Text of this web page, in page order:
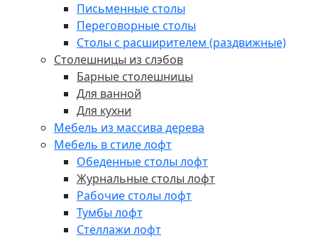
Письменные столы
Переговорные столы
Столы с расширителем (раздвижные)
Столешницы из слэбов
Барные столешницы
Для ванной
Для кухни
Мебель из массива дерева
Мебель в стиле лофт
Обеденные столы лофт
Журнальные столы лофт
Рабочие столы лофт
Тумбы лофт
Стеллажи лофт